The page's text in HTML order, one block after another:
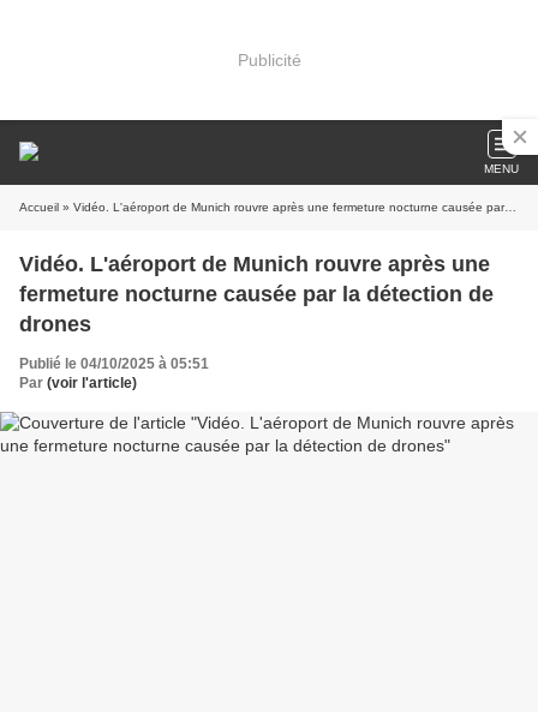
Publicité
MENU
Accueil » Vidéo. L'aéroport de Munich rouvre après une fermeture nocturne causée par la détection de drones
Vidéo. L'aéroport de Munich rouvre après une
fermeture nocturne causée par la détection de
drones
Publié le 04/10/2025 à 05:51
Par (voir l'article)